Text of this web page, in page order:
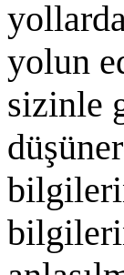
yolun
sizinle